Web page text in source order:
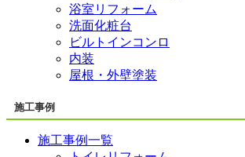
浴室リフォーム
洗面化粧台
ビルトインコンロ
内装
屋根・外壁塗装
施工事例
施工事例一覧